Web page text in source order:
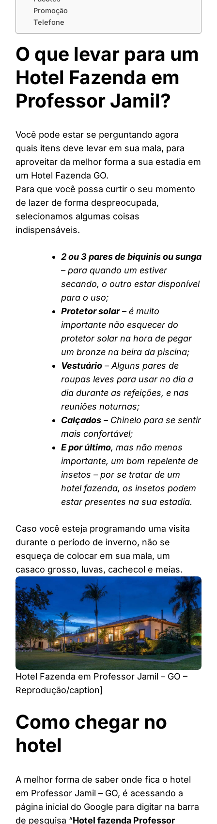
Promoção
Telefone
O que levar para um
Hotel Fazenda em
Professor Jamil?
Você pode estar se perguntando agora
quais itens deve levar em sua mala, para
aproveitar da melhor forma a sua estadia em
um Hotel Fazenda GO.
Para que você possa curtir o seu momento
de lazer de forma despreocupada,
selecionamos algumas coisas
indispensáveis.
2 ou 3 pares de biquinis ou sunga
– para quando um estiver
secando, o outro estar disponível
para o uso;
Protetor solar– é muito
importante não esquecer do
protetor solar na hora de pegar
um bronze na beira da piscina;
Vestuário – Alguns pares de
roupas leves para usar no dia a
dia durante as refeições, e nas
reuniões noturnas;
Calçados – Chinelo para se sentir
mais confortável;
E por último, mas não menos
importante, um bom repelente de
insetos – por se tratar de um
hotel fazenda, os insetos podem
estar presentes na sua estadia.
Caso você esteja programando uma visita
durante o período de inverno, não se
esqueça de colocar em sua mala, um
casaco grosso, luvas, cachecol e meias.
Hotel Fazenda em Professor Jamil – GO –
Reprodução/caption]
Como chegar no
hotel
A melhor forma de saber onde fica o hotel
em Professor Jamil – GO, é acessando a
página inicial do Google para digitar na barra
de pesquisa “Hotel fazenda Professor